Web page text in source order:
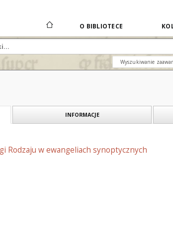
O BIBLIOTECE
Wyszukiwanie
INFORMACJE
Rodzaju w ewangeliach synoptycznych